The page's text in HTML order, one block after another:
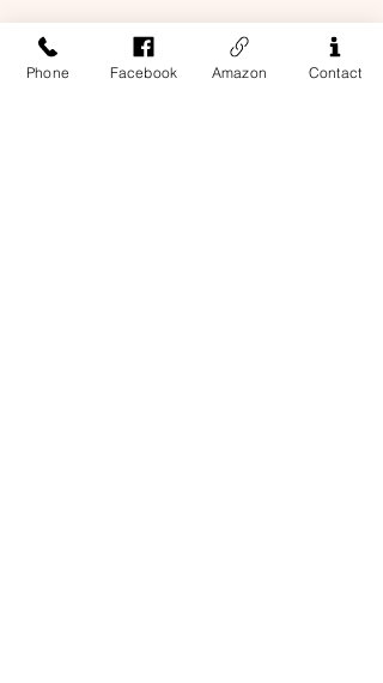
9789881373441
Phone Facebook Amazon Contact